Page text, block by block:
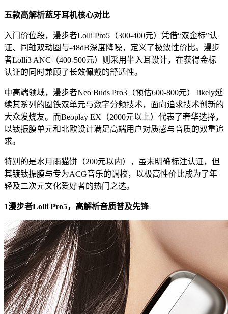
五款高解析蓝牙耳机核心对比
入门价位段，漫步者Lolli Pro5（300-400元）凭借“双金标”认
证、同轴双动圈与-48dB深度降噪，定义了极致性价比。漫步
者Lolli3 ANC（400-500元）则采用半入耳设计，在获得金标
认证的同时兼顾了长效佩戴的舒适性。
中高端领域，漫步者Neo Buds Pro3（预估600-800元） likely延
续其系列的圈铁双单元与数字分频技术，面向追求技术创新的
大众发烧友。而Beoplay EX（2000元以上）代表了奢华选择，
以钛振膜单元和北欧设计满足高端用户对质感与音质的双重追
求。
特别的是水月雨猫饼（200元以内），虽未明确标注认证，但
其镀钛振膜与专为ACG音乐的调校，以极高性价比成为了年
轻及二次元文化爱好者的热门之选。
1漫步者Lolli Pro5，高解析音质普及先锋